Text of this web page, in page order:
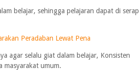
belajar, sehingga pelajaran dapat di serap
Peradaban Lewat Pena
agar selalu giat dalam belajar, Konsisten
masyarakat umum.